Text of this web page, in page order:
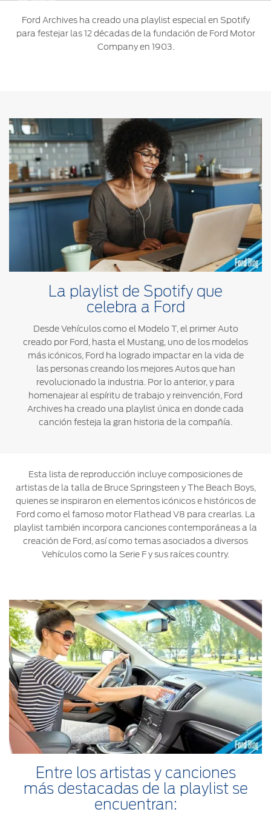
Ford
Custom
Accesorios
Ford
Credit
Vehículos
Comerciales
Descubre
Tu Ford
Localiza un
Distribuidor
Seminuevos
Certificados
Ford
D-
Precio de
Mantenimiento
Programa de
Mantenimiento
Vehículos
Comerciales
Motorcraft®
Cita de
Servicio
a
Revisión
Garantía
en
Partes
Soporte
Técnico
Soporte
Técnico
Desempeño
Seguridad
Cambiar
Contraseña
Ford Archives ha creado una playlist especial en Spotify
para festejar las 12 décadas de la fundación de Ford Motor
Company en 1903.
La playlist de Spotify que
celebra a Ford
Desde Vehículos como el Modelo T, el primer Auto
creado por Ford, hasta el Mustang, uno de los modelos
más icónicos, Ford ha logrado impactar en la vida de
las personas creando los mejores Autos que han
revolucionado la industria. Por lo anterior, y para
homenajear al espíritu de trabajo y reinvención, Ford
Archives ha creado una playlist única en donde cada
canción festeja la gran historia de la compañía.
Esta lista de reproducción incluye composiciones de
artistas de la talla de Bruce Springsteen y The Beach Boys,
quienes se inspiraron en elementos icónicos e históricos de
Ford como el famoso motor Flathead V8 para crearlas. La
playlist también incorpora canciones contemporáneas a la
creación de Ford, así como temas asociados a diversos
Vehículos como la Serie F y sus raíces country.
Entre los artistas y canciones
más destacadas de la playlist se
encuentran: